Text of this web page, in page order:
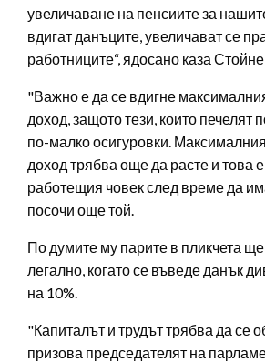
увеличаване на пенсиите за
вдигат данъците, увеличават се
работниците“, ядосано каза
"Важно е да се вдигне
доход, защото тези, които печелят
по-малко осигуровки.
доход трябва още да расте и това
работещия човек след време да
посочи още той.
По думите му парите в пликчета
легално, когато се въведе данък
на 10%.
"Капиталът и трудът трябва да се
призова председателят на